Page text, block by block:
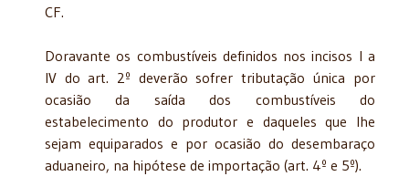
CF.
Doravante os combustíveis definidos nos incisos I a
IV do art. 2º deverão sofrer tributação única por
ocasião da saída dos combustíveis do
estabelecimento do produtor e daqueles que lhe
sejam equiparados e por ocasião do desembaraço
aduaneiro, na hipótese de importação (art. 4º e 5º).